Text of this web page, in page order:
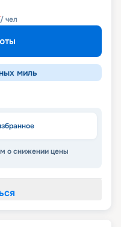
/ чел
миль
о снижении цены